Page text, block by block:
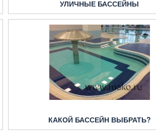
УЛИЧНЫЕ БАССЕЙНЫ
КАКОЙ БАССЕЙН ВЫБРАТЬ?